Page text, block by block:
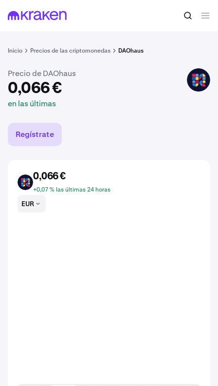
Inicio Precios de las criptomonedas DAOhaus
0,066 € Comprar HAUS
Precio de DAOhaus
0,066 €
en las últimas
HAUS
Regístrate
HAUS
0,066 €
+0,07 % las últimas 24 horas
EUR